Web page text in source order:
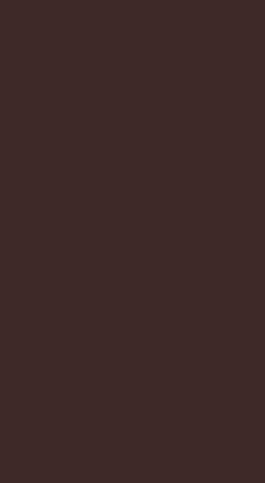
werkgevers vanaf 2 augustus
community
connecteert HR professionals
op maandelijkse events,
van HR door het delen
online
mindset en skillset daarvoor